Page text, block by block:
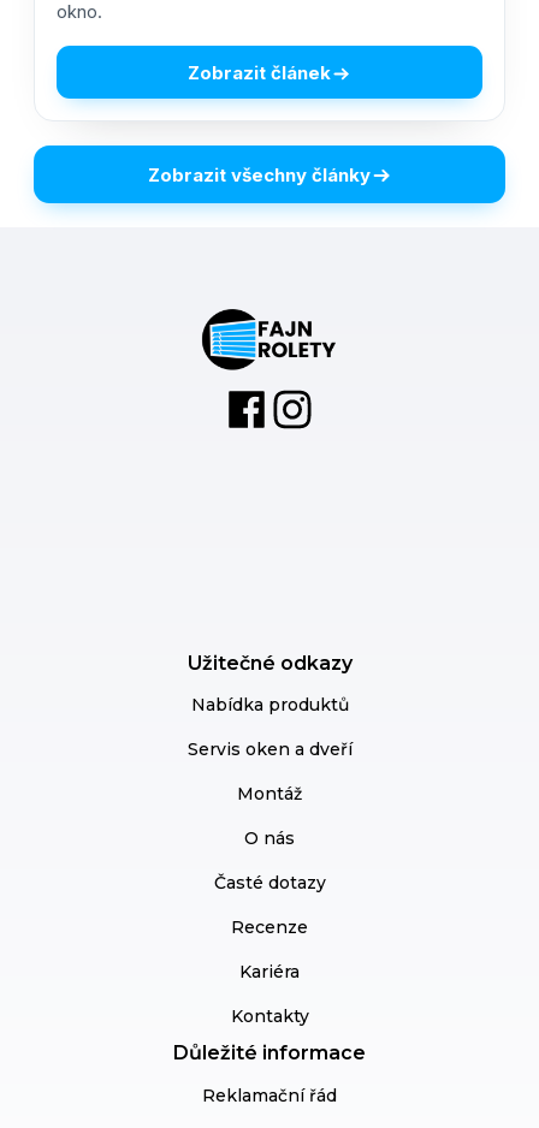
okno.
Zobrazit článek
Zobrazit všechny články
Užitečné odkazy
Nabídka produktů
Servis oken a dveří
Montáž
O nás
Časté dotazy
Recenze
Kariéra
Kontakty
Důležité informace
Reklamační řád